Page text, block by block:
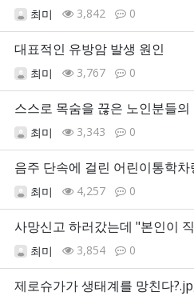
최미 3,842 0
대표적인 유방암 발생 원인
최미 3,767 0
스스로 목숨을 끊은 노인분들의
최미 3,343 0
음주 단속에 걸린 어린이통학차
최미 4,257 0
사망신고 하러갔는데 "본인이
최미 3,854 0
제로슈가가 생태계를 망친다